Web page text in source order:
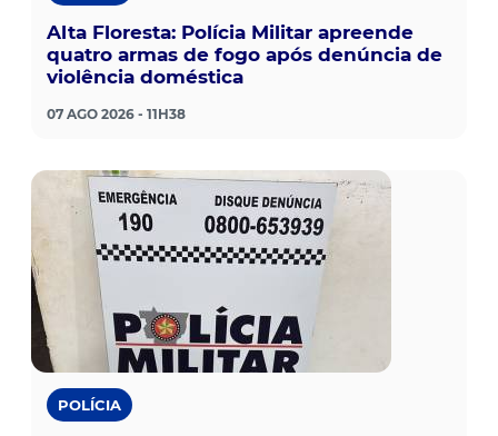
Alta Floresta: Polícia Militar apreende
quatro armas de fogo após denúncia de
violência doméstica
07 AGO 2026 - 11H38
POLÍCIA